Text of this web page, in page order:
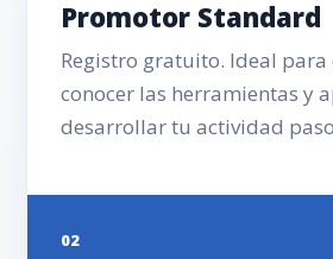
Promotor Standard
Registro gratuito. Ideal para
conocer las herramientas y
desarrollar tu actividad
02